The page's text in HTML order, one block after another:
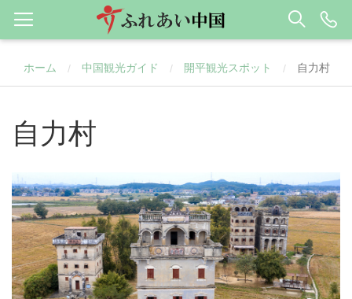
ホーム / 中国観光ガイド / 開平観光スポット / 自力村
自力村